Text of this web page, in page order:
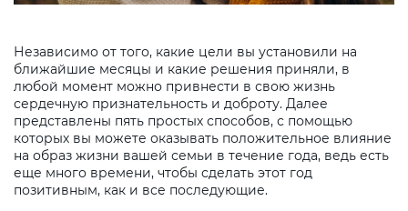
Независимо от того, какие цели вы установили на
ближайшие месяцы и какие решения приняли, в
любой момент можно привнести в свою жизнь
сердечную признательность и доброту. Далее
представлены пять простых способов, с помощью
которых вы можете оказывать положительное влияние
на образ жизни вашей семьи в течение года, ведь есть
еще много времени, чтобы сделать этот год
позитивным, как и все последующие.